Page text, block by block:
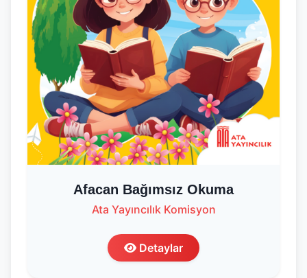
Afacan Bağımsız Okuma
Ata Yayıncılık Komisyon
Detaylar